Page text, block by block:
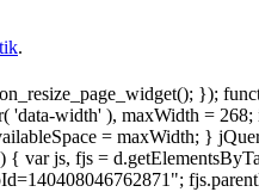
.
});
width' ), maxWidth =
= maxWidth; }
js, fjs =